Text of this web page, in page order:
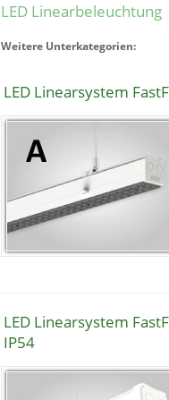
LED Linearbeleuchtung
Weitere Unterkategorien:
LED Linearsystem
LED Linearsystem
IP54